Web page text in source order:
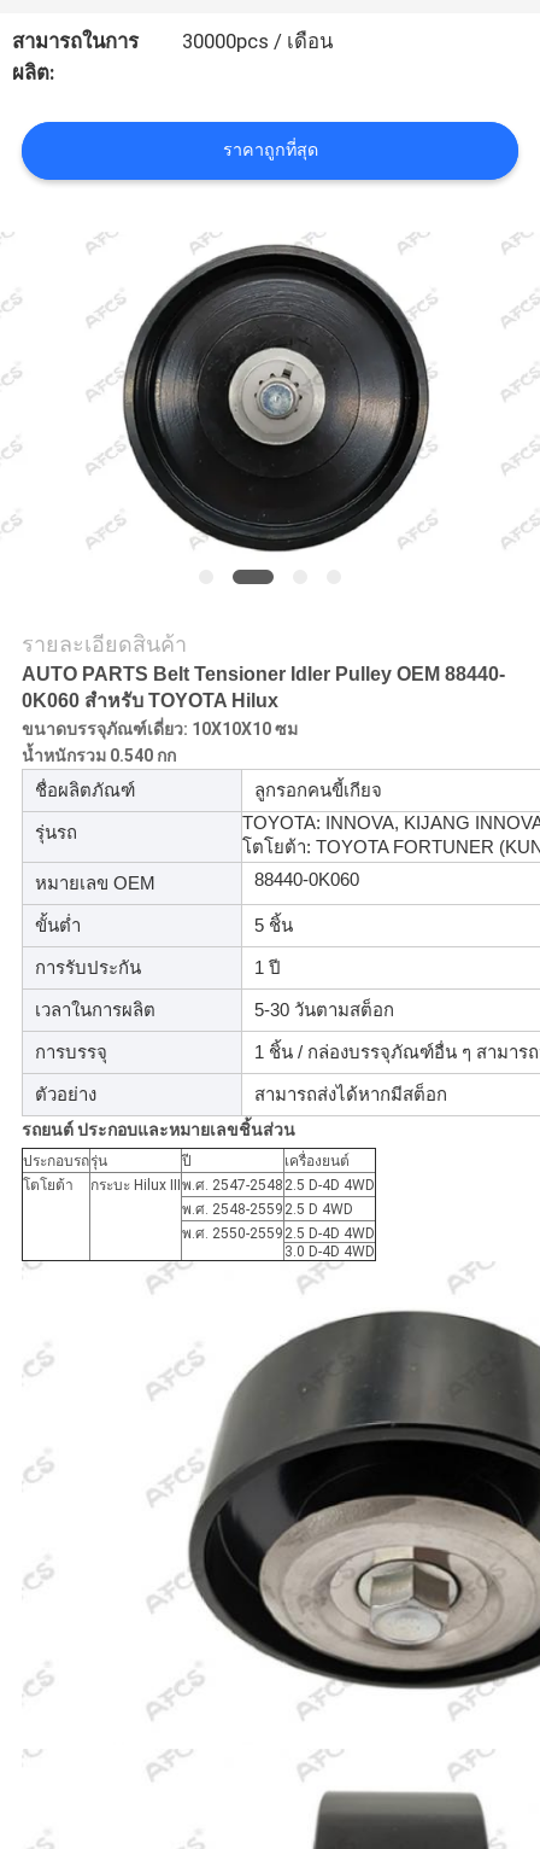
เรา
เว็บไซต์
นโยบาย
ความ
เป็น
ส่วน
ตัว
สามารถในการ
ผลิต:
30000pcs / เดือน
ราคาถูกที่สุด
รายละเอียดสินค้า
AUTO PARTS Belt Tensioner Idler Pulley OEM 88440-
0K060 สำหรับ TOYOTA Hilux
ขนาดบรรจุภัณฑ์เดี่ยว: 10X10X10 ซม
น้ำหนักรวม 0.540 กก
ชื่อผลิตภัณฑ์ ลูกรอกคนขี้เกียจ
รุ่นรถ
TOYOTA: INNOVA, KIJANG
โตโยต้า: TOYOTA FORTUNER
หมายเลข OEM
88440-0K060
ขั้นต่ำ 5 ชิ้น
การรับประกัน 1 ปี
เวลาในการผลิต 5-30 วันตามสต็อก
การบรรจุ 1 ชิ้น / กล่องบรรจุภัณฑ์อื่น ๆ สามาร
ตัวอย่าง สามารถส่งได้หากมีสต็อก
รถยนต์ประกอบและหมายเลขชิ้นส่วน
ประกอบรถรุ่น ปี
เครื่องยนต์
โตโยต้า
กระบะ Hilux III พ.ศ. 2547-2548 2.5 D-4D 4WD
พ.ศ. 2548-2559 2.5 D 4WD
พ.ศ. 2550-2559 2.5 D-4D 4WD
3.0 D-4D 4WD